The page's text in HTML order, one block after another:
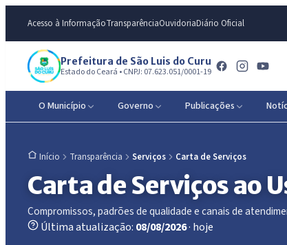
Acesso à InformaçãoTransparênciaOuvidoriaDiário Oficial
Prefeitura de São Luis do Curu
Estado do Ceará • CNPJ: 07.623.051/0001-19
O Município Governo Publicações
Início Transparência Serviços Carta de Serviços
Carta de Serviços ao
Compromissos, padrões de qualidade e canais de
Última atualização: 08/08/2026· hoje